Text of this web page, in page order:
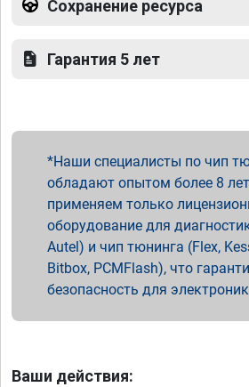
Сохранение ресурса
Гарантия 5 лет
Наши специалисты по чип
обладают опытом более 8
применяем только
оборудование для
Autel) и чип тюнинга (Flex,
Bitbox, PCMFlash), что
безопасность для
Ваши действия: